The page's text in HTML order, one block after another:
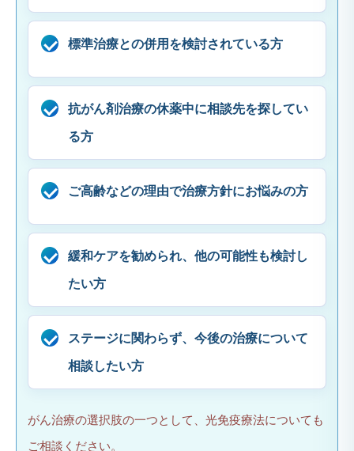
標準治療との併用を検討されている方
抗がん剤治療の休薬中に相談先を探してい
る方
ご高齢などの理由で治療方針にお悩みの方
緩和ケアを勧められ、他の可能性も検討し
たい方
ステージに関わらず、今後の治療について
相談したい方
がん治療の選択肢の一つとして、光免疫療法についても
ご相談ください。